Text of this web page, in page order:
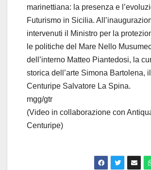
i
d
e
o
marinettiana: la presenza e
Futurismo in Sicilia.
intervenuti il Ministro per la
le politiche del Mare Nello
dell’interno Matteo Piantedosi, la
storica dell’arte Simona Bartolena,
Centuripe Salvatore La Spina.
mgg/gtr
(Video in collaborazione con
Centuripe)